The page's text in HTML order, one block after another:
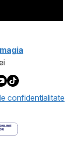
confidentialitate